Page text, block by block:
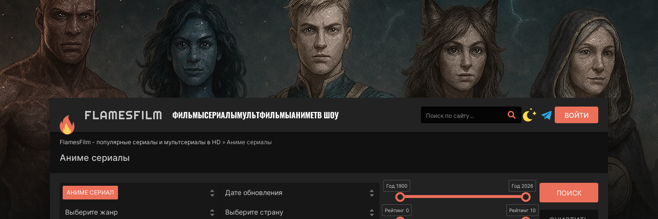
FLAMESFILM ФИЛЬМЫСЕРИАЛЫМУЛЬТФИЛЬМЫАНИМЕТВ ШОУ ВОЙТИ
FlamesFilm - популярные сериалы и мультсериалы в HD » Аниме сериалы
Аниме сериалы
АНИМЕ СЕРИАЛ
Выберите жанр
Дате обновления
Выберите страну
Год 1900 Год 2026
Рейтинг 0 Рейтинг 10